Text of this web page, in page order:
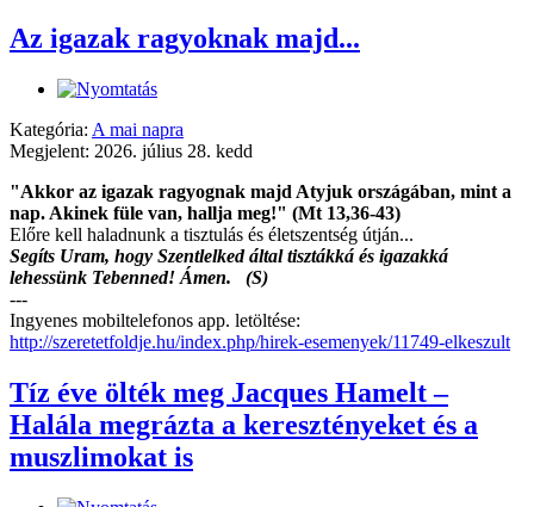
Az igazak ragyoknak majd...
Kategória: A mai napra
Megjelent: 2026. július 28. kedd
"Akkor az igazak ragyognak majd Atyjuk országában, mint a
nap. Akinek füle van, hallja meg!" (Mt 13,36-43)
Előre kell haladnunk a tisztulás és életszentség útján...
Segíts Uram, hogy Szentlelked által tisztákká és igazakká
lehessünk Tebenned! Ámen. (S)
---
Ingyenes mobiltelefonos app. letöltése:
http://szeretetfoldje.hu/index.php/hirek-esemenyek/11749-elkeszult
Tíz éve ölték meg Jacques Hamelt –
Halála megrázta a keresztényeket és a
muszlimokat is